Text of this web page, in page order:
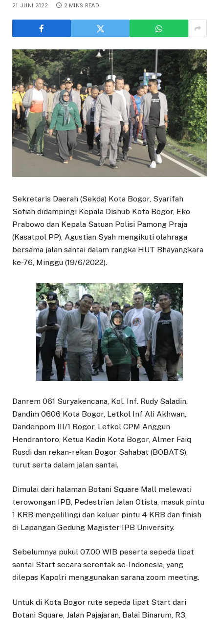
21 JUNI 2022 2 MINS READ
Sekretaris Daerah (Sekda) Kota Bogor, Syarifah
Sofiah didampingi Kepala Dishub Kota Bogor, Eko
Prabowo dan Kepala Satuan Polisi Pamong Praja
(Kasatpol PP), Agustian Syah mengikuti olahraga
bersama jalan santai dalam rangka HUT Bhayangkara
ke-76, Minggu (19/6/2022).
Danrem 061 Suryakencana, Kol. Inf. Rudy Saladin,
Dandim 0606 Kota Bogor, Letkol Inf Ali Akhwan,
Dandenpom III/1 Bogor, Letkol CPM Anggun
Hendrantoro, Ketua Kadin Kota Bogor, Almer Faiq
Rusdi dan rekan-rekan Bogor Sahabat (BOBATS),
turut serta dalam jalan santai.
Dimulai dari halaman Botani Square Mall melewati
terowongan IPB, Pedestrian Jalan Otista, masuk pintu
1 KRB mengelilingi dan keluar pintu 4 KRB dan finish
di Lapangan Gedung Magister IPB University.
Sebelumnya pukul 07.00 WIB peserta sepeda lipat
santai Start secara serentak se-Indonesia, yang
dilepas Kapolri menggunakan sarana zoom meeting.
Untuk di Kota Bogor rute sepeda lipat Start dari
Botani Square, Jalan Pajajaran, Balai Binarum, R3,